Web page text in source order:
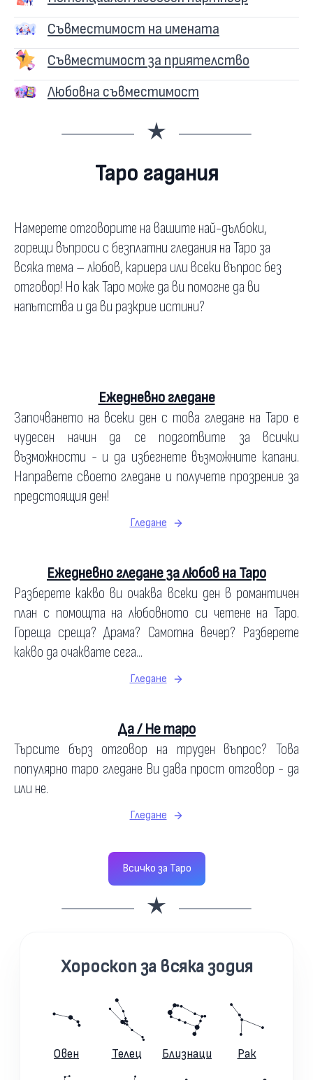
Съвместимост на имената
Съвместимост за приятелство
Любовна съвместимост
Таро гадания
Намерете отговорите на вашите най-дълбоки,
горещи въпроси с безплатни гледания на Таро за
всяка тема – любов, кариера или всеки въпрос без
отговор! Но как Таро може да ви помогне да ви
напътства и да ви разкрие истини?
Ежедневно гледане
Започването на всеки ден с това гледане на Таро е
чудесен начин да се подготвите за всички
възможности - и да избегнете възможните капани.
Направете своето гледане и получете прозрение за
предстоящия ден!
Гледане
Ежедневно гледане за любов на Таро
Разберете какво ви очаква всеки ден в романтичен
план с помощта на любовното си четене на Таро.
Гореща среща? Драма? Самотна вечер? Разберете
какво да очаквате сега...
Гледане
Да / Не таро
Търсите бърз отговор на труден въпрос? Това
популярно таро гледане Ви дава прост отговор - да
или не.
Гледане
Всичко за Таро
Хороскоп за всяка зодия
Овен Телец Близнаци Рак